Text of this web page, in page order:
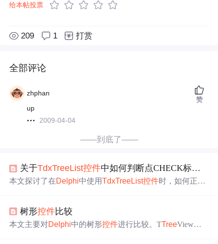
给本帖投票
209 1 打赏
全部评论
zhphan
up
2009-04-04
赞
——到底了——
关于TdxTreeList控件中如何判断点CHECK标题是否已经选中或
本文探讨了在Delphi中使用TdxTreeList控件时，如何正确
树形控件比较
本文主要对Delphi中的树形控件进行比较。TTreeView虽